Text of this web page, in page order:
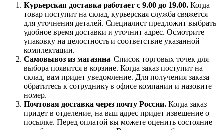
Курьерская доставка работает с 9.00 до 19.00. Когда
товар поступит на склад, курьерская служба свяжется
для уточнения деталей. Специалист предложит выбрать
удобное время доставки и уточнит адрес. Осмотрите
упаковку на целостность и соответствие указанной
комплектации.
Самовывоз из магазина. Список торговых точек для
выбора появится в корзине. Когда заказ поступит на
склад, вам придет уведомление. Для получения заказа
обратитесь к сотруднику в офисе компании и назовите
номер.
Почтовая доставка через почту России. Когда заказ
придет в отделение, на ваш адрес придет извещение о
посылке. Перед оплатой вы можете оценить состояние